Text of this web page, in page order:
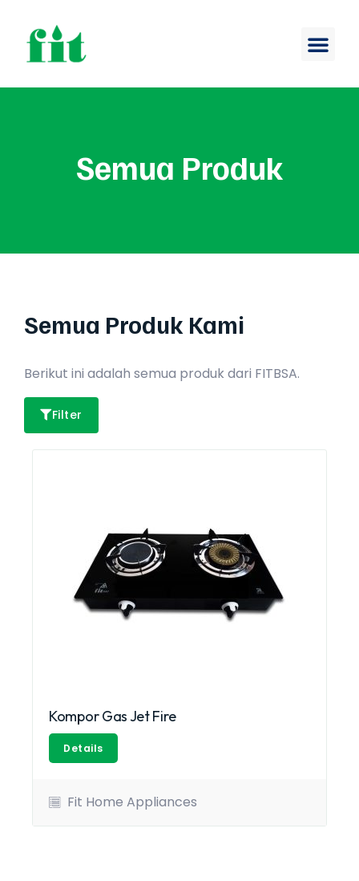
Semua Produk
Semua Produk Kami
Berikut ini adalah semua produk dari FITBSA.
Filter
Kompor Gas Jet Fire
Details
Fit Home Appliances